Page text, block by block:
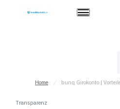
Home bunq Girokonto |
Transparenz